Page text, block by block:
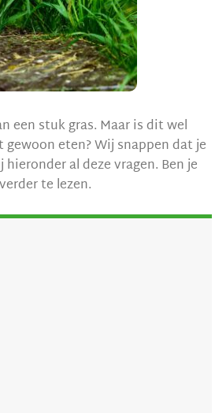
een stuk gras. Maar is dit wel
eten? Wij snappen dat je
al deze vragen. Ben je
te lezen.